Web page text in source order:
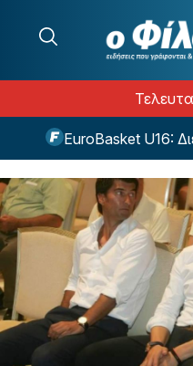
EuroBasket U16: